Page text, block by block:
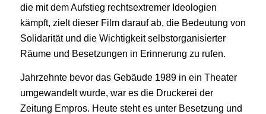
die mit dem Aufstieg rechtsextremer Ideologien
kämpft, zielt dieser Film darauf ab, die Bedeutung von
Solidarität und die Wichtigkeit selbstorganisierter
Räume und Besetzungen in Erinnerung zu rufen.
Jahrzehnte bevor das Gebäude 1989 in ein Theater
umgewandelt wurde, war es die Druckerei der
Zeitung Empros. Heute steht es unter Besetzung und